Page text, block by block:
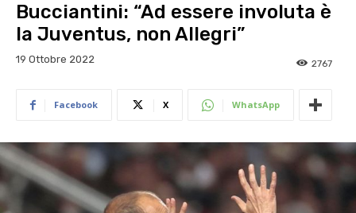
Bucciantini: “Ad essere involuta è
la Juventus, non Allegri”
19 Ottobre 2022 2767
Facebook X WhatsApp